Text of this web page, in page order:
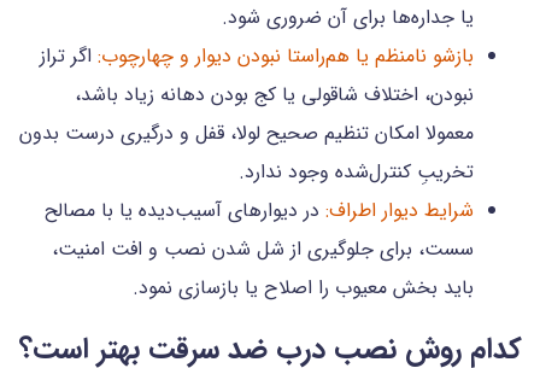
یا جداره‌ها برای آن ضروری شود.
بازشو نامنظم یا هم‌راستا نبودن دیوار و چهارچوب: اگر تراز
نبودن، اختلاف شاقولی یا کج بودن دهانه زیاد باشد،
معمولا امکان تنظیم صحیح لولا، قفل و درگیری درست بدون
تخریبِ کنترل‌شده وجود ندارد.
شرایط دیوار اطراف: در دیوارهای آسیب‌دیده یا با مصالح
سست، برای جلوگیری از شل شدن نصب و افت امنیت،
باید بخش معیوب را اصلاح یا بازسازی نمود.
کدام روش نصب درب ضد سرقت بهتر است؟